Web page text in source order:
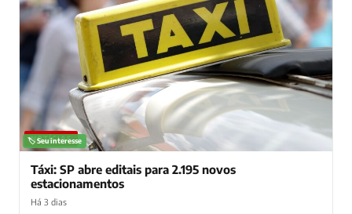
NOTÍCIAS
🏷️ Seu interesse
Táxi: SP abre editais para 2.195 novos
estacionamentos
Há 3 dias